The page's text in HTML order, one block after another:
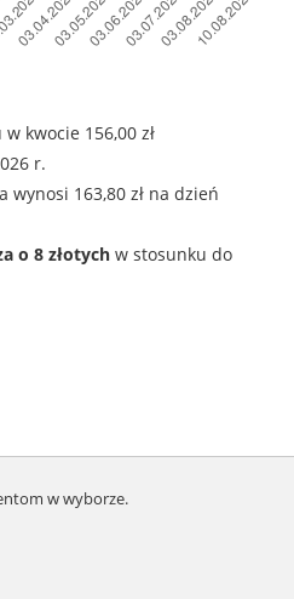
kwocie 156,00 zł
r.
wynosi 163,80 zł na dzień
o 8 złotych w stosunku do
w wyborze.